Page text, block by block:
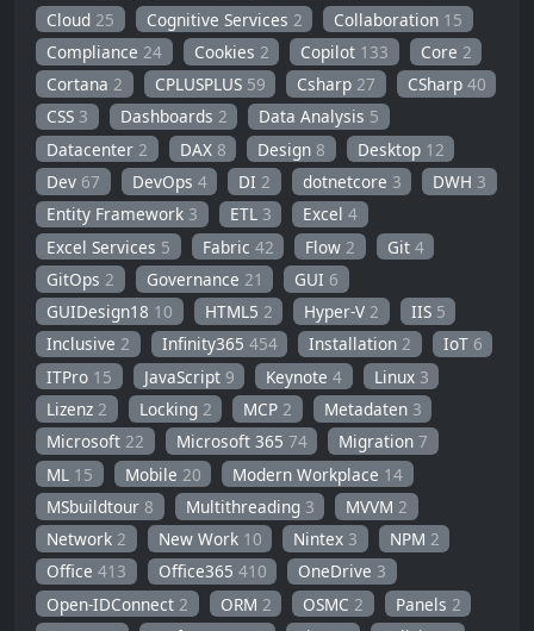
Cloud 25 Cognitive Services 2 Collaboration 15
Compliance24 Cookies 2 Copilot 133 Core 2
Cortana2 CPLUSPLUS 59 Csharp27 CSharp 40
CSS 3 Dashboards 2 Data Analysis 5
Datacenter 2 DAX 8 Design 8 Desktop 12
Dev 67 DevOps 4 DI2 dotnetcore 3 DWH 3
Entity Framework 3 ETL 3 Excel4
Excel Services 5 Fabric 42 Flow 2 Git 4
GitOps2 Governance 21 GUI 6
GUIDesign18 10 HTML5 2 Hyper-V2 IIS 5
Inclusive2 Infinity365 454 Installation2 IoT 6
ITPro 15 JavaScript 9 Keynote4 Linux 3
Lizenz2 Locking 2 MCP2 Metadaten 3
Microsoft22 Microsoft 365 74 Migration7
ML 15 Mobile 20 Modern Workplace 14
MSbuildtour 8 Multithreading 3 MVVM 2
Network2 New Work 10 Nintex 3 NPM 2
Office413 Office365 410 OneDrive 3
Open-IDConnect 2 ORM 2 OSMC 2 Panels 2